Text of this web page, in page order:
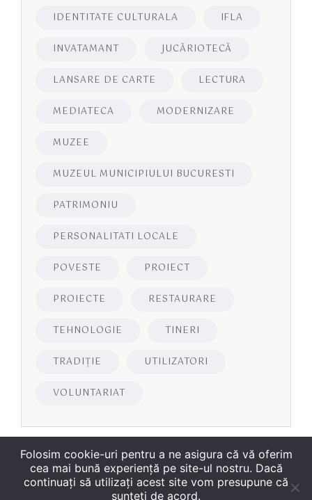
IDENTITATE CULTURALA IFLA
INVATAMANT JUCĂRIOTECĂ
LANSARE DE CARTE LECTURA
MEDIATECA MODERNIZARE
MUZEE
MUZEUL MUNICIPIULUI BUCURESTI
PATRIMONIU
PERSONALITATI LOCALE
POVESTE PROIECT
PROIECTE RESTAURARE
TEHNOLOGIE TINERI
TRADIȚIE UTILIZATORI
VOLUNTARIAT
Folosim cookie-uri pentru a ne asigura că vă oferim
cea mai bună experiență pe site-ul nostru. Dacă
continuați să utilizați acest site vom presupune că
sunteți de acord.